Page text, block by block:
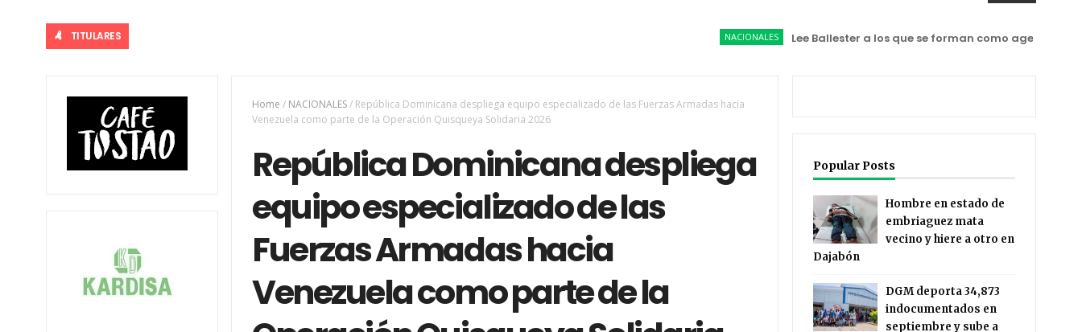
TITULARES NACIONALES Lee Ballester a los que se forman como agentes “Todo
Home / NACIONALES/ República Dominicana despliega equipo especializado de las Fuerzas Armadas hacia
Venezuela como parte de la Operación Quisqueya Solidaria 2026
República Dominicana despliega
equipo especializado de las
Fuerzas Armadas hacia
Venezuela como parte de la
Popular Posts
Hombre en estado de
embriaguez mata
vecino y hiere a otro en
Dajabón
DGM deporta 34,873
indocumentados en
septiembre y sube a